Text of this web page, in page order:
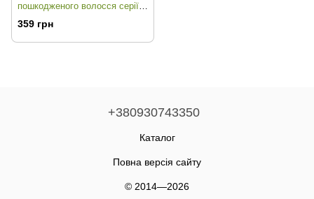
пошкодженого волосся серії
Protection
359 грн
+380930743350
Каталог
Повна версія сайту
© 2014—2026